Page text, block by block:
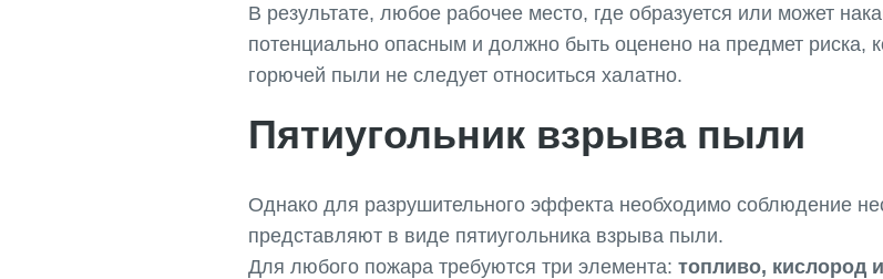
В результате, любое рабочее место, где образуется или может
потенциально опасным и должно быть оценено на предмет риска,
горючей пыли не следует относиться халатно.
Пятиугольник взрыва пыли
Однако для разрушительного эффекта необходимо соблюдение
представляют в виде пятиугольника взрыва пыли.
Для любого пожара требуются три элемента: топливо, кислород